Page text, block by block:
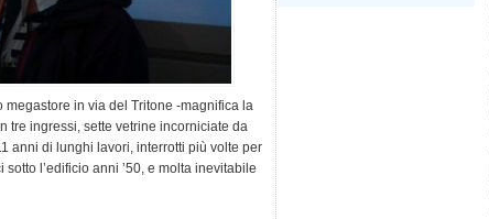
megastore in via del Tritone -magnifica la
tre ingressi, sette vetrine incorniciate da
anni di lunghi lavori, interrotti più volte per
l’edificio anni ’50, e molta inevitabile